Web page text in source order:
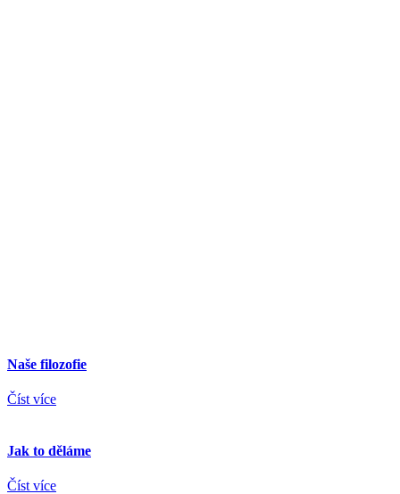
Naše filozofie
Číst více
Jak to děláme
Číst více